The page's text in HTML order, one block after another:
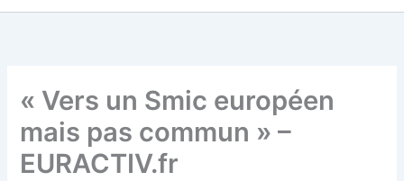
« Vers un Smic européen
mais pas commun » –
EURACTIV.fr